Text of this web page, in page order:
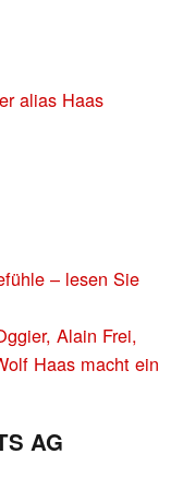
alias Haas
– lesen Sie
Alain Frei,
Haas macht ein
AG